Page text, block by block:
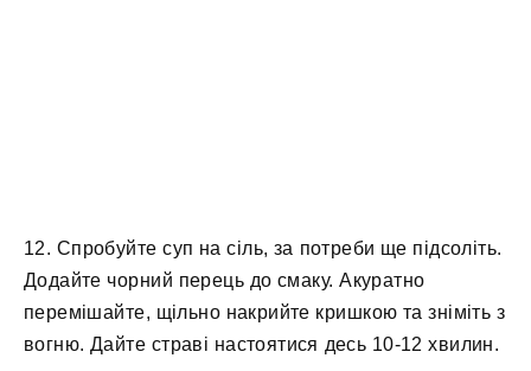
12. Спробуйте суп на сіль, за потреби ще підсоліть.
Додайте чорний перець до смаку. Акуратно
перемішайте, щільно накрийте кришкою та зніміть з
вогню. Дайте страві настоятися десь 10-12 хвилин.